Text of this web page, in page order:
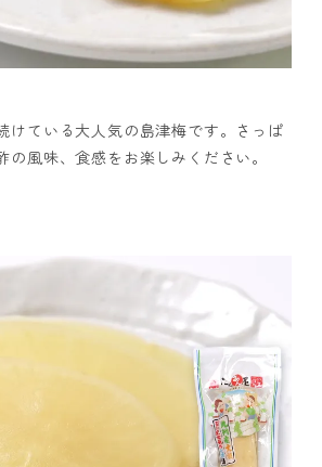
けている大人気の島津梅です。さっぱ
の風味、食感をお楽しみください。